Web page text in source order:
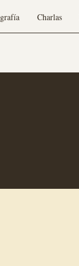
Charlas